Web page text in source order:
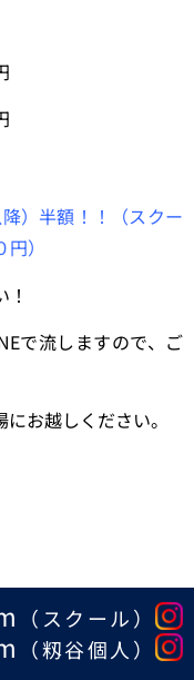
）半額！！
（スクー
）
で流しますので、ご
お越しください。
（スクール）
（籾谷個人）